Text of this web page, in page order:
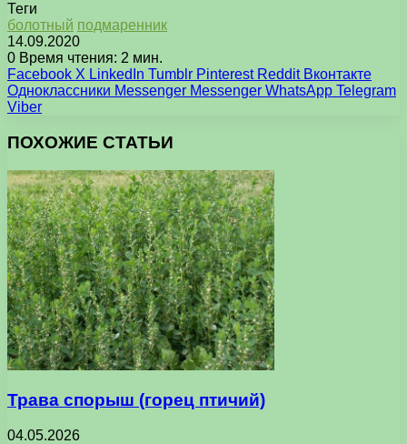
Теги
болотный подмаренник
14.09.2020
0 Время чтения: 2 мин.
Facebook X LinkedIn Tumblr Pinterest Reddit Вконтакте
Одноклассники Messenger Messenger WhatsApp Telegram
Viber
ПОХОЖИЕ СТАТЬИ
Трава спорыш (горец птичий)
04.05.2026